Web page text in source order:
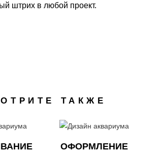
штрих в любой проект.
ТАКЖЕ
ОФОРМЛЕНИЕ